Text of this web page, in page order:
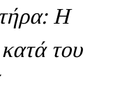
Η
του